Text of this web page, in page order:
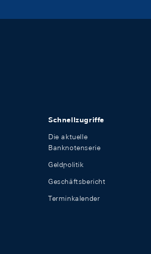
Schnellzugriffe
Die aktuelle
Banknotenserie
Geldpolitik
Geschäftsbericht
Terminkalender